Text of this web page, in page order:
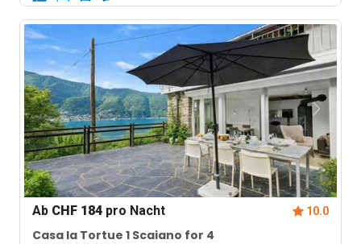
Ab CHF 184 pro Nacht 10.0
Casa la Tortue 1 Scaiano for 4